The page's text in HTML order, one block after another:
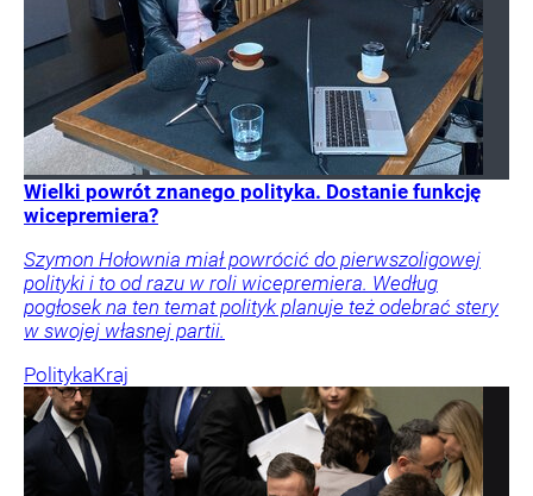
Wielki powrót znanego polityka. Dostanie funkcję
wicepremiera?
Szymon Hołownia miał powrócić do pierwszoligowej
polityki i to od razu w roli wicepremiera. Według
pogłosek na ten temat polityk planuje też odebrać stery
w swojej własnej partii.
PolitykaKraj